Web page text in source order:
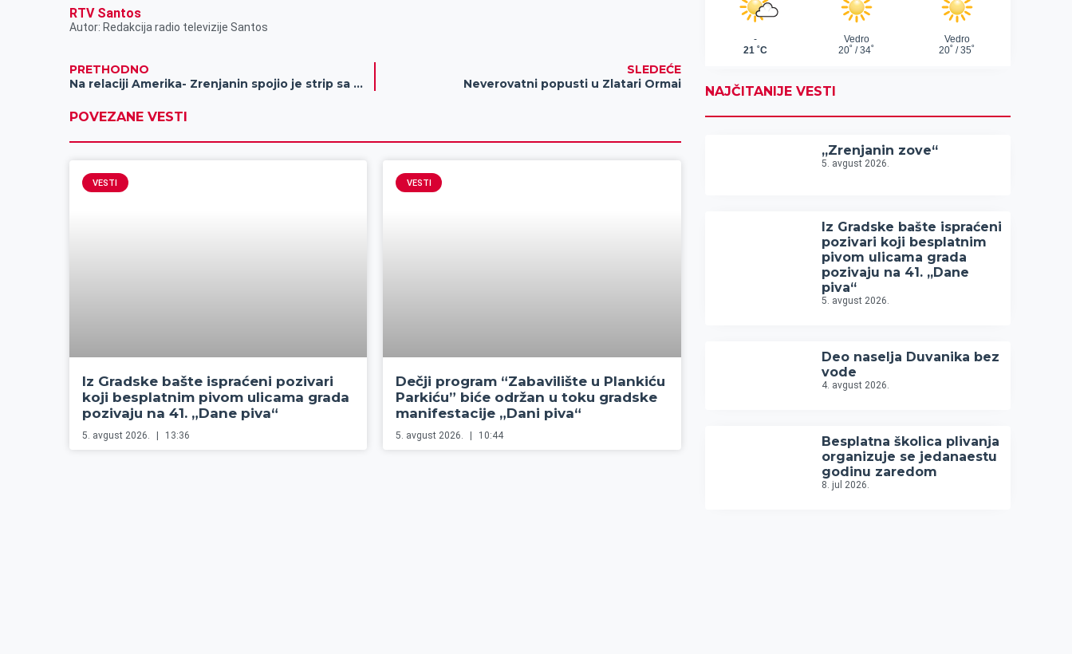
RTV Santos
Autor: Redakcija radio televizije Santos
PRETHODNO
Na relaciji Amerika- Zrenjanin spojio je strip sa filmom, svetski a naš
–Stevan Subić
SLEDEĆE
Neverovatni popusti u Zlatari Ormai
POVEZANE VESTI
VESTI
Iz Gradske bašte ispraćeni pozivari
koji besplatnim pivom ulicama grada
pozivaju na 41. „Dane piva“
5. avgust 2026. 13:36
VESTI
Dečji program “Zabavilište u Plankiću
Parkiću” biće održan u toku gradske
manifestacije „Dani piva“
5. avgust 2026. 10:44
NAJČITANIJE VESTI
„Zrenjanin zove“
5. avgust 2026.
Iz Gradske bašte ispraćeni
pozivari koji besplatnim
pivom ulicama grada
pozivaju na 41. „Dane
piva“
5. avgust 2026.
Deo naselja Duvanika bez
vode
4. avgust 2026.
Besplatna školica plivanja
organizuje se jedanaestu
godinu zaredom
8. jul 2026.